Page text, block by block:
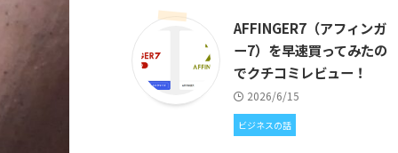
AFFINGER7（アフィンガ
ー7）を早速買ってみたの
でクチコミレビュー！
2026/6/15
ビジネスの話